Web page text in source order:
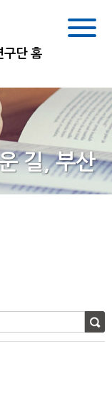
구단 홈
길, 부산